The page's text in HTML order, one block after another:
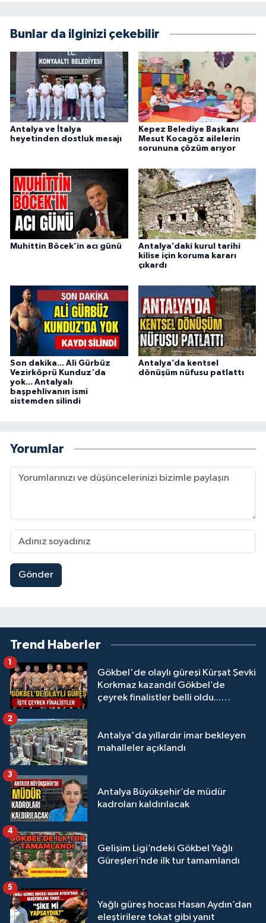
Bunlar da ilginizi çekebilir
Antalya ve İtalya
heyetinden dostluk mesajı
Kepez Belediye Başkanı
Mesut Kocagöz ailelerin
sorununa çözüm arıyor
Muhittin Böcek’in acı günü
Antalya’daki kurul tarihi
kilise için koruma kararı
çıkardı
Son dakika... Ali Gürbüz
Vezirköprü Kunduz'da
yok... Antalyalı
başpehlivanın ismi
sistemden silindi
Antalya’da kentsel
dönüşüm nüfusu patlattı
Yorumlar
Gönder
Trend Haberler
Gökbel'de olaylı güreşi Kürşat Şevki
Korkmaz kazandı! Gökbel’de
çeyrek finalistler belli oldu...
1
Antalya'da yıllardır imar bekleyen
mahalleler açıklandı
2
Antalya Büyükşehir’de müdür
kadroları kaldırılacak
3
Gelişim Ligi’ndeki Gökbel Yağlı
Güreşleri’nde ilk tur tamamlandı
4
Yağlı güreş hocası Hasan Aydın’dan
eleştirilere tokat gibi yanıt
5